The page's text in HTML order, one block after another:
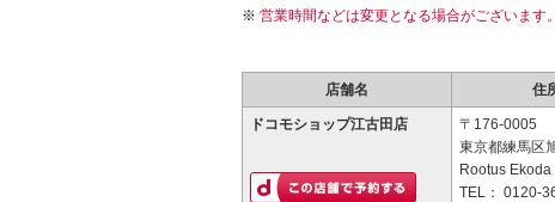
営業時間などは変更となる場合がございます
店舗名 住
ドコモショップ江古田店
〒176-0005
東京都練馬区
Rootus Ekoda
TEL： 0120-